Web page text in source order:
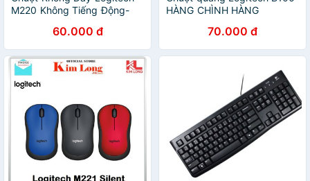
M220 Không Tiếng Động-
Nhạy Cao - Bảo Hành 12
Tháng
60.000 đ
HÀNG CHÌNH HÀNG
70.000 đ